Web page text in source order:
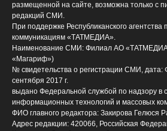
размещенной на сайте, возможна только с
редакций СМИ.
При поддержке Республиканского
коммуникациям «ТАТМЕДИА».
Наименование СМИ: Филиал АО
«Магариф»)
№ свидетельства о регистрации СМИ, дата:
сентября 2017 г.
выдано Федеральной службой по надзору в
информационных технологий и массовых
ФИО главного редактора: Закирова Гелюся
Адрес редакции: 420066, Российская